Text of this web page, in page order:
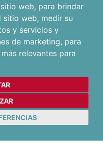
web, para brindar
sitio web, medir su
y servicios y
de marketing, para
relevantes para